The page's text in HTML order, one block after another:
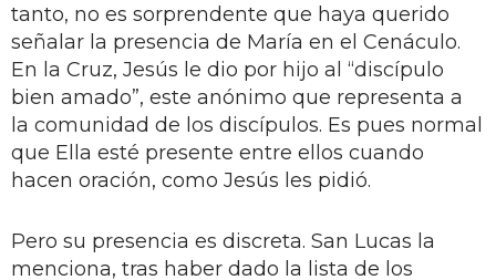
tanto, no es sorprendente que haya querido
señalar la presencia de María en el Cenáculo.
En la Cruz, Jesús le dio por hijo al “discípulo
bien amado”, este anónimo que representa a
la comunidad de los discípulos. Es pues normal
que Ella esté presente entre ellos cuando
hacen oración, como Jesús les pidió.
Pero su presencia es discreta. San Lucas la
menciona, tras haber dado la lista de los